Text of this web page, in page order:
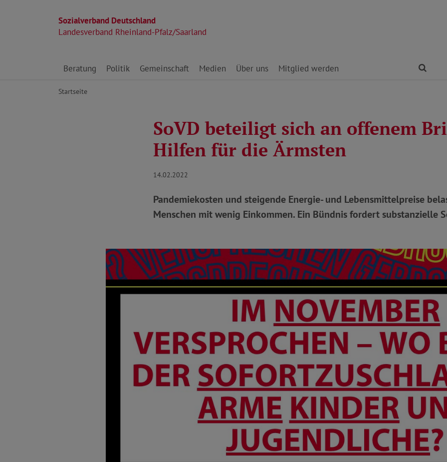
Sozialverband Deutschland
Landesverband Rheinland-Pfalz/Saarland
Direkt zu den Inhalten springen
Beratung Politik Gemeinschaft Medien Über uns Mitglied werden
Startseite
SoVD beteiligt sich an offenem
Hilfen für die Ärmsten
14.02.2022
Pandemiekosten und steigende Energie- und Lebensmittelpreise
Menschen mit wenig Einkommen. Ein Bündnis fordert substanzielle